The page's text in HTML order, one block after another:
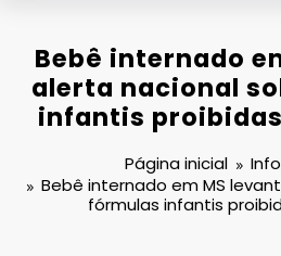
Bebê internado
alerta nacional
infantis
Página inicial
Bebê internado em MS
fórmulas infantis